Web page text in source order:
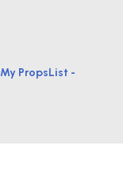
My PropsList -